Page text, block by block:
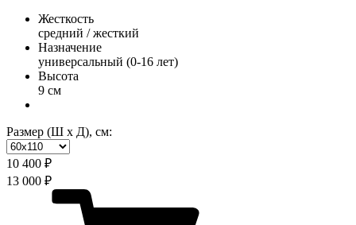
Жесткость
средний / жесткий
Назначение
универсальный (0-16 лет)
Высота
9 см
Размер (Ш х Д), см:
10 400 ₽
13 000 ₽